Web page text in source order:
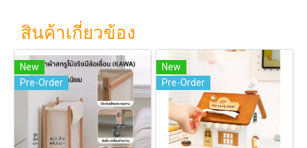
สินค้าเกี่ยวข้อง
New
Pre-Order
New
Pre-Order